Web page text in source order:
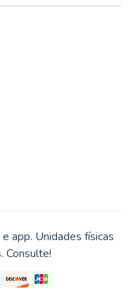
app. Unidades físicas
Consulte!